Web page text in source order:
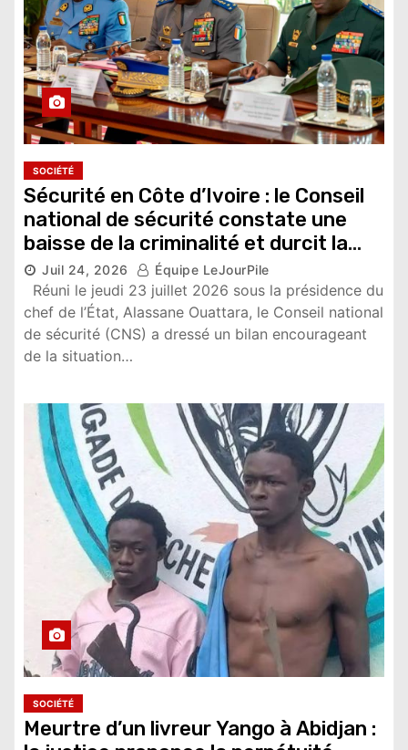
SOCIÉTÉ
Sécurité en Côte d’Ivoire : le Conseil
national de sécurité constate une
baisse de la criminalité et durcit la
lutte contre l’orpaillage illégal
8,901 vues
Juil 24, 2026 Équipe LeJourPile
Réuni le jeudi 23 juillet 2026 sous la présidence du
chef de l’État, Alassane Ouattara, le Conseil national
de sécurité (CNS) a dressé un bilan encourageant
de la situation…
SOCIÉTÉ
Meurtre d’un livreur Yango à Abidjan :